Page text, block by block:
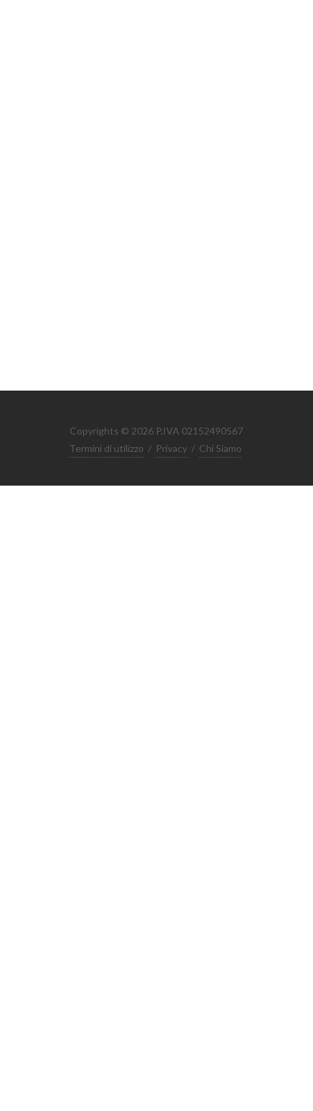
Copyrights © 2026 P.IVA 02152490567
Termini di utilizzo / Privacy / Chi Siamo